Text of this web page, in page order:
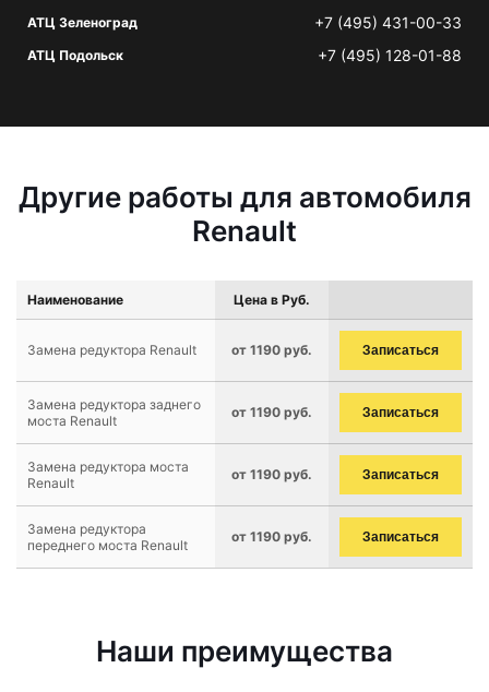
АТЦ Зеленоград +7 (495) 431-00-33
АТЦ Подольск +7 (495) 128-01-88
Другие работы для автомобиля
Renault
Наименование Цена в Руб.
Замена редуктора Renault от 1190 руб. Записаться
Замена редуктора заднего
моста Renault
от 1190 руб. Записаться
Замена редуктора моста
Renault
от 1190 руб. Записаться
Замена редуктора
переднего моста Renault
от 1190 руб. Записаться
Наши преимущества